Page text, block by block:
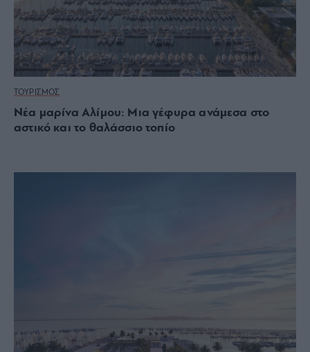
ΤΟΥΡΙΣΜΟΣ
Νέα μαρίνα Αλίμου: Μια γέφυρα ανάμεσα στο
αστικό και το θαλάσσιο τοπίο